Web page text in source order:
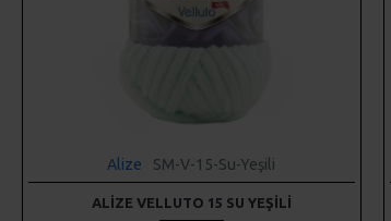
Alize SM-V-15-Su-Yeşili
ALIZE VELLUTO 15 SU YEŞILI